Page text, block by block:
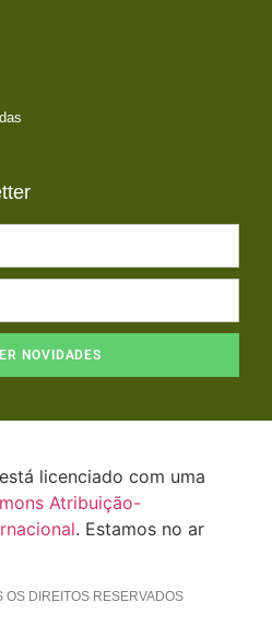
NOVIDADES
licenciado com uma
Atribuição-
. Estamos no ar
DIREITOS RESERVADOS